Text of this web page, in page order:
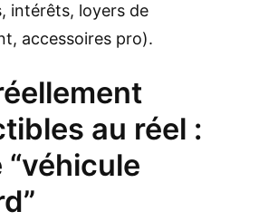
intérêts, loyers de
accessoires pro).
au réel :
“véhicule